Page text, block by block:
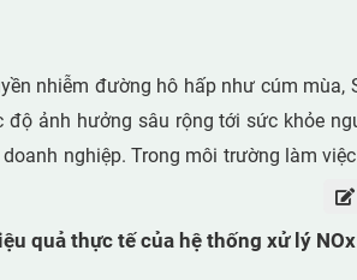
nhiễm đường hô hấp như cúm mùa,
độ ảnh hưởng sâu rộng tới sức khỏe
nghiệp. Trong môi trường làm việc
sản xuất tập trung đông lao động,
nếu hệ thống thông gió và các biện
quả thực tế của hệ thống xử lý